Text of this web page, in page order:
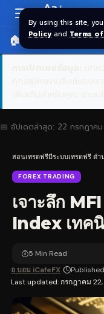
By using this site,
Policy and Terms
Resizer
Aa
🏠 หน้าแรก ราคาท
📅 อัปเดตล่าสุด: 22 กรกฎาค
สอนเทรดฟรีมีระบบเทรดฟรี ตำ
FOREX TRADING
เจาะลึก
Index เทค
Last updated: กรกฎาคม 22,
อ.บอม iCafeFX
5 Min Read